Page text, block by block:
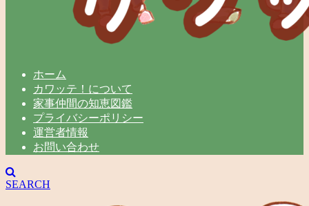
ホーム
カワッテ！について
家事仲間の知恵図鑑
プライバシーポリシー
運営者情報
お問い合わせ
SEARCH